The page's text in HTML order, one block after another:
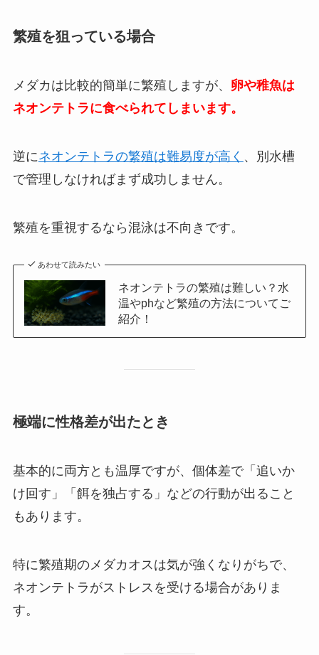
繁殖を狙っている場合
メダカは比較的簡単に繁殖しますが、 卵や稚魚は
ネオンテトラに食べられてしまいます。
逆にネオンテトラの繁殖は難易度が高く 、別水槽
で管理しなければまず成功しません。
繁殖を重視するなら混泳は不向きです。
あわせて読みたい
ネオンテトラの繁殖は難しい？水
温やphなど繁殖の方法についてご
紹介！
極端に性格差が出たとき
基本的に両方とも温厚ですが、個体差で「追いか
け回す」「餌を独占する」などの行動が出ること
もあります。
特に繁殖期のメダカオスは気が強くなりがちで、
ネオンテトラがストレスを受ける場合がありま
す。